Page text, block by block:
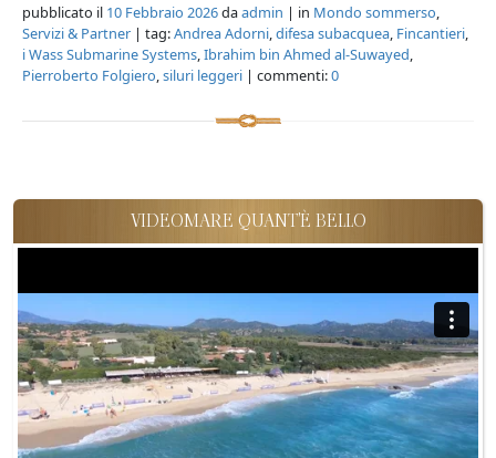
pubblicato il 10 Febbraio 2026daadmin | in Mondo sommerso,
Servizi & Partner | tag:Andrea Adorni,difesa subacquea, Fincantieri,
i Wass Submarine Systems,Ibrahim bin Ahmed al-Suwayed,
Pierroberto Folgiero,siluri leggeri | commenti:0
VIDEOMARE QUANT'È BELLO